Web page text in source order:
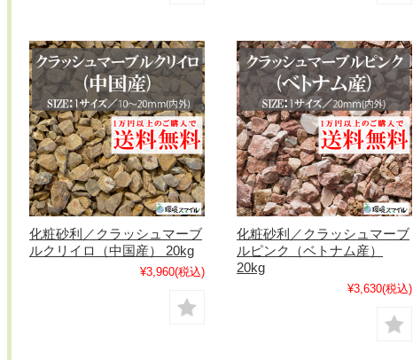
化粧砂利／クラッシュマーブ
ルクリイロ（中国産） 20kg
¥3,960(税込)
化粧砂利／クラッシュマーブ
ルピンク（ベトナム産）
20kg
¥3,630(税込)